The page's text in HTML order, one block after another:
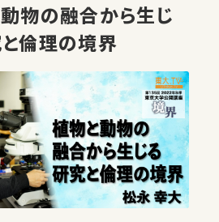
物の融合から生じ
倫理の境界